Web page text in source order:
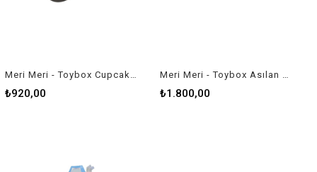
Meri Meri - Toybox Cupcake Kit - 24 Adet
₺920,00
Meri Meri - Toybox Asılan Süs
₺1.800,00